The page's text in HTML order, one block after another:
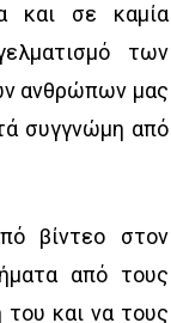
και σε καμία
των
ανθρώπων μας
συγγνώμη από
βίντεο στον
από τους
του και να τους